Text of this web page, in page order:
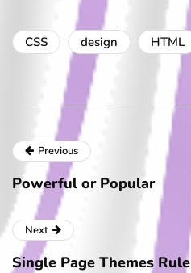
CSS design HTML
Previous
Powerful or Popular
Next
Single Page Themes Rule